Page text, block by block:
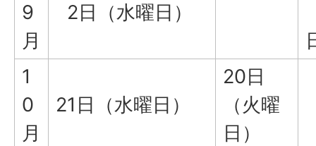
9
月
2日（水曜日）
1
0
月
21日（水曜日）
20日
（火曜
日）